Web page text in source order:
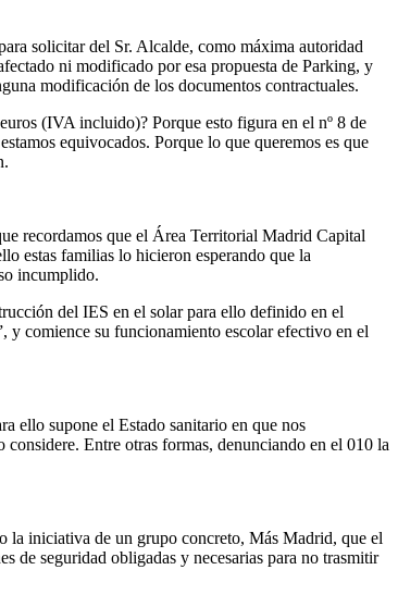
solicitar del Sr. Alcalde, como máxima autoridad
ni modificado por esa propuesta de Parking, y
modificación de los documentos contractuales.
(IVA incluido)? Porque esto figura en el nº 8 de
equivocados. Porque lo que queremos es que
recordamos que el Área Territorial Madrid Capital
estas familias lo hicieron esperando que la
incumplido.
del IES en el solar para ello definido en el
y comience su funcionamiento escolar efectivo en el
ello supone el Estado sanitario en que nos
Entre otras formas, denunciando en el 010 la
la iniciativa de un grupo concreto, Más Madrid, que el
de seguridad obligadas y necesarias para no trasmitir